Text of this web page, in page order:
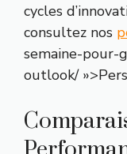
cycles
consultez nos
semaine-pour-
outlook/